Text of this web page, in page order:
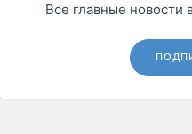
Все главные новости